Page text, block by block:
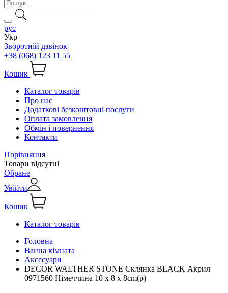
рус
Укр
Зворотній дзвінок
+38 (068) 123 11 55
Кошик
Каталог товарів
Про нас
Додаткові безкоштовні послуги
Оплата замовлення
Обмін і повернення
Контакти
Порівняння
Товари відсутні
Обране
Увійти
Кошик
Каталог товарів
Головна
Ванна кімната
Аксесуари
DECOR WALTHER STONE Склянка BLACK Акрил
0971560 Німеччина 10 x 8 x 8cm(р)